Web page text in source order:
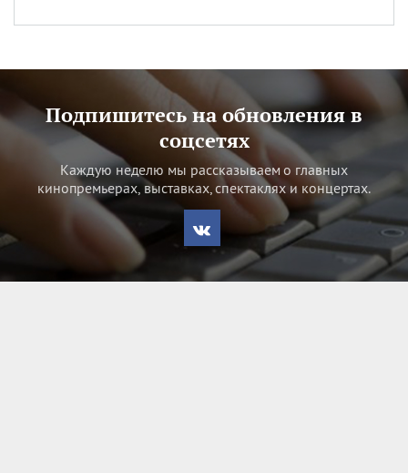
Подпишитесь на обновления в
соцсетях
Каждую неделю мы рассказываем о главных
кинопремьерах, выставках, спектаклях и концертах.